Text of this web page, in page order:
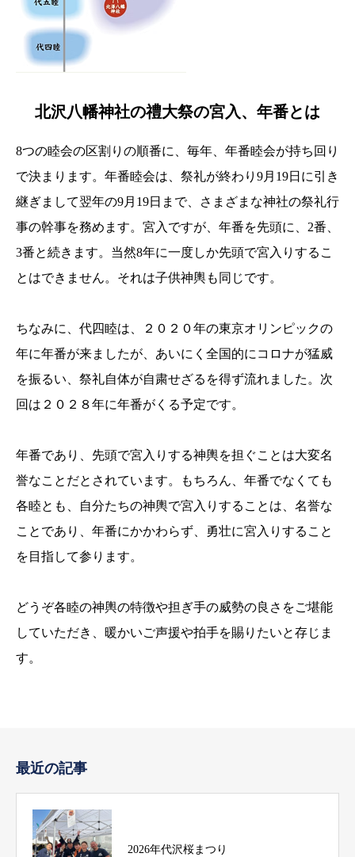
北沢八幡神社の禮大祭の宮入、年番とは
8つの睦会の区割りの順番に、毎年、年番睦会が持ち回り
で決まります。年番睦会は、祭礼が終わり9月19日に引き
継ぎまして翌年の9月19日まで、さまざまな神社の祭礼行
事の幹事を務めます。宮入ですが、年番を先頭に、2番、
3番と続きます。当然8年に一度しか先頭で宮入りするこ
とはできません。それは子供神輿も同じです。
ちなみに、代四睦は、２０２０年の東京オリンピックの
年に年番が来ましたが、あいにく全国的にコロナが猛威
を振るい、祭礼自体が自粛せざるを得ず流れました。次
回は２０２８年に年番がくる予定です。
年番であり、先頭で宮入りする神輿を担ぐことは大変名
誉なことだとされています。もちろん、年番でなくても
各睦とも、自分たちの神輿で宮入りすることは、名誉な
ことであり、年番にかかわらず、勇壮に宮入りすること
を目指して参ります。
どうぞ各睦の神輿の特徴や担ぎ手の威勢の良さをご堪能
していただき、暖かいご声援や拍手を賜りたいと存じま
す。
最近の記事
2026年代沢桜まつり